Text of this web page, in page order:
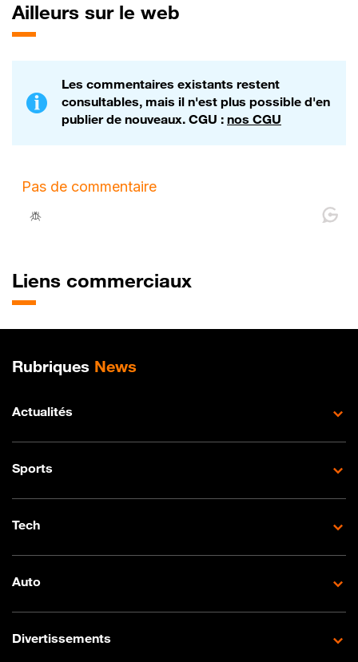
obligataire en
levant 25 Mds$ -
Morel - 10/07
Ailleurs sur le web
Les commentaires existants restent
consultables, mais il n'est plus possible d'en
publier de nouveaux. CGU : nos CGU
Liens commerciaux
Plan de site
Rubriques News
Actualités
Sports
Tech
Auto
Divertissements